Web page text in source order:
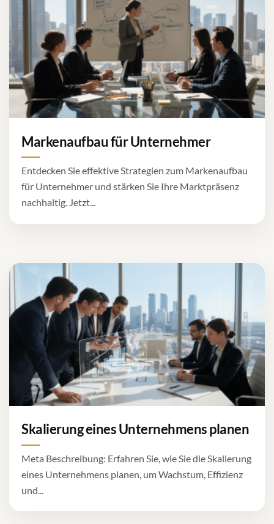
Markenaufbau für Unternehmer
Entdecken Sie effektive Strategien zum Markenaufbau
für Unternehmer und stärken Sie Ihre Marktpräsenz
nachhaltig. Jetzt...
Skalierung eines Unternehmens planen
Meta Beschreibung: Erfahren Sie, wie Sie die Skalierung
eines Unternehmens planen, um Wachstum, Effizienz
und...